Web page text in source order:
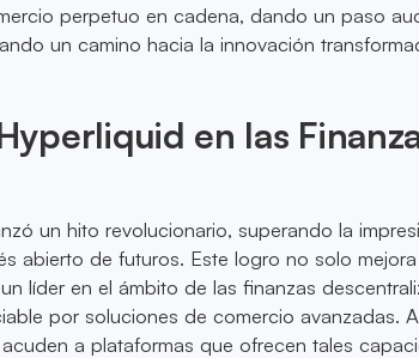
perpetuo en cadena, dando un paso
un camino hacia la innovación
en las
un hito revolucionario, superando la
abierto de futuros. Este logro no solo
líder en el ámbito de las finanzas
por soluciones de comercio avanzadas.
a plataformas que ofrecen tales